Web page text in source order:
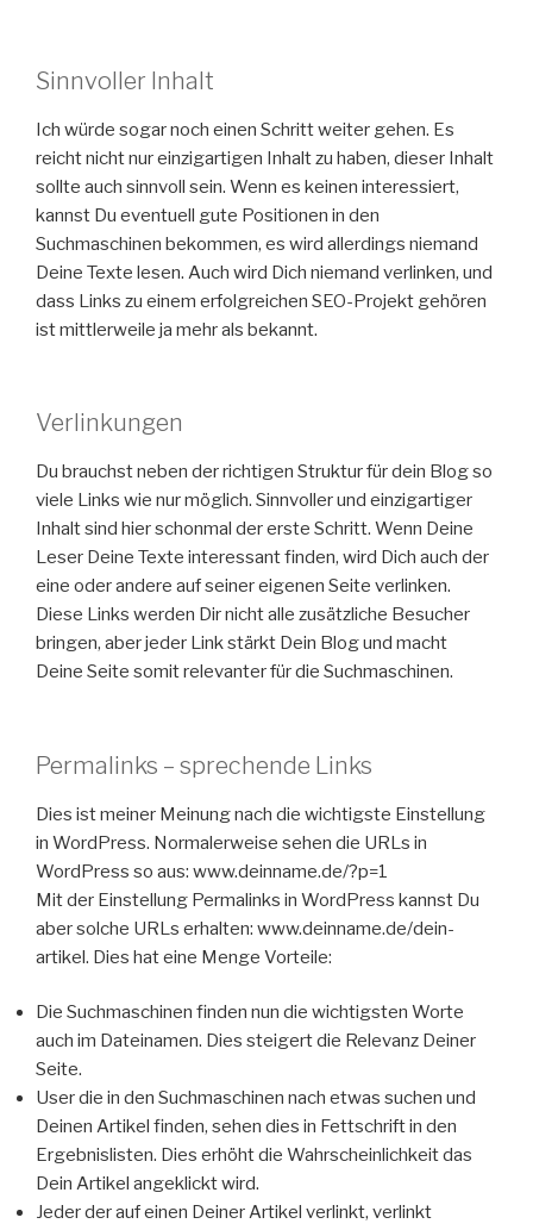
Sinnvoller Inhalt
Ich würde sogar noch einen Schritt weiter gehen. Es
reicht nicht nur einzigartigen Inhalt zu haben, dieser Inhalt
sollte auch sinnvoll sein. Wenn es keinen interessiert,
kannst Du eventuell gute Positionen in den
Suchmaschinen bekommen, es wird allerdings niemand
Deine Texte lesen. Auch wird Dich niemand verlinken, und
dass Links zu einem erfolgreichen SEO-Projekt gehören
ist mittlerweile ja mehr als bekannt.
Verlinkungen
Du brauchst neben der richtigen Struktur für dein Blog so
viele Links wie nur möglich. Sinnvoller und einzigartiger
Inhalt sind hier schonmal der erste Schritt. Wenn Deine
Leser Deine Texte interessant finden, wird Dich auch der
eine oder andere auf seiner eigenen Seite verlinken.
Diese Links werden Dir nicht alle zusätzliche Besucher
bringen, aber jeder Link stärkt Dein Blog und macht
Deine Seite somit relevanter für die Suchmaschinen.
Permalinks – sprechende Links
Dies ist meiner Meinung nach die wichtigste Einstellung
in WordPress. Normalerweise sehen die URLs in
WordPress so aus: www.deinname.de/?p=1
Mit der Einstellung Permalinks in WordPress kannst Du
aber solche URLs erhalten: www.deinname.de/dein-
artikel. Dies hat eine Menge Vorteile:
Die Suchmaschinen finden nun die wichtigsten Worte
auch im Dateinamen. Dies steigert die Relevanz Deiner
Seite.
User die in den Suchmaschinen nach etwas suchen und
Deinen Artikel finden, sehen dies in Fettschrift in den
Ergebnislisten. Dies erhöht die Wahrscheinlichkeit das
Dein Artikel angeklickt wird.
Jeder der auf einen Deiner Artikel verlinkt, verlinkt